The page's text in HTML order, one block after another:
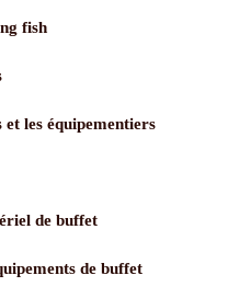
fish
les équipementiers
de buffet
de buffet